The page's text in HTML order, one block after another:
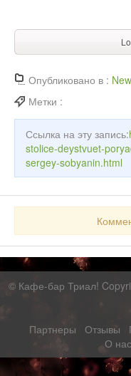
Опубликовано в :
Метки :
Ссылка на эту запись:
stolice-deystvuet-
sergey-sobyanin.html
© Кафе-бар Триал!
Партнеры
Отзывы
О нас